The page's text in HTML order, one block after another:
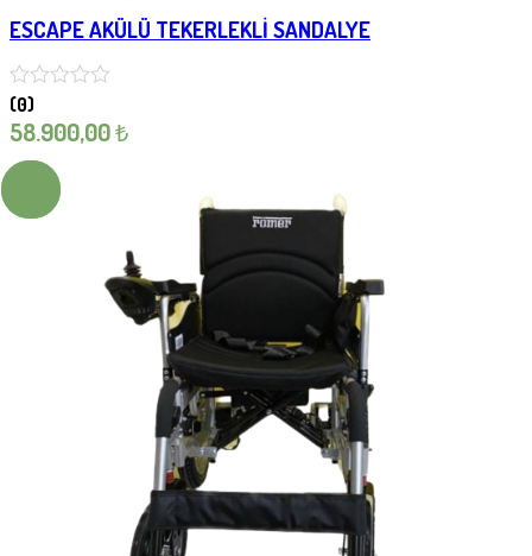
ESCAPE AKÜLÜ TEKERLEKLİ SANDALYE
(0)
58.900,00₺